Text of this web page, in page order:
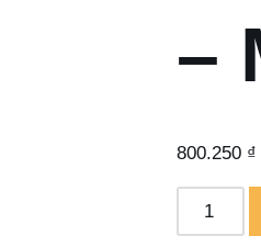
–
800.250 ₫